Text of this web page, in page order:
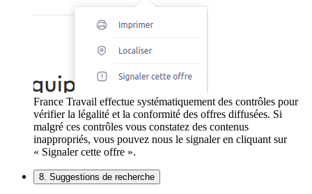
France Travail effectue systématiquement des contrôles pour
vérifier la légalité et la conformité des offres diffusées. Si
malgré ces contrôles vous constatez des contenus
inappropriés, vous pouvez nous le signaler en cliquant sur
« Signaler cette offre ».
8. Suggestions de recherche